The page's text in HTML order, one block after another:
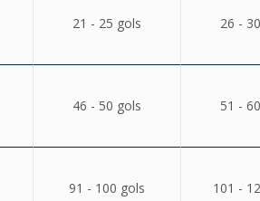
21 - 25 gols 26 -
46 - 50 gols 51 -
91 - 100 gols 101 -